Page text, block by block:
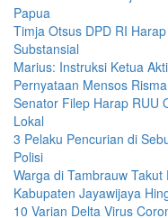
Papua
Timja Otsus DPD RI
Substansial
Marius: Instruksi Ketua
Pernyataan Mensos
Senator Filep Harap RUU
Lokal
3 Pelaku Pencurian di
Polisi
Warga di Tambrauw
Kabupaten Jayawijaya
10 Varian Delta Virus